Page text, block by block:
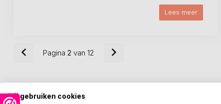
Lees meer
Pagina 2 van 12
Wij gebruiken cookies